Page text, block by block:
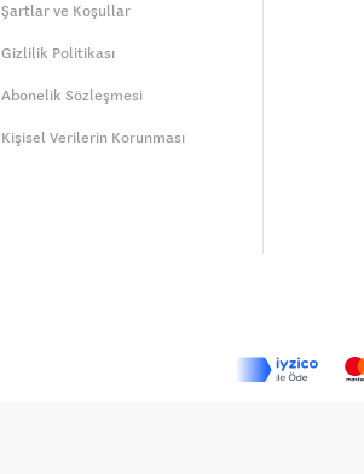
Şartlar ve Koşullar
Gizlilik Politikası
Abonelik Sözleşmesi
Kişisel Verilerin Korunması